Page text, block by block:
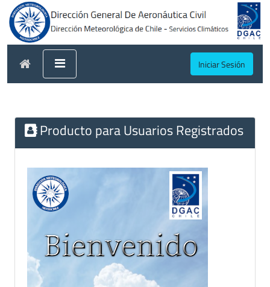
Iniciar Sesión
Producto para Usuarios Registrados